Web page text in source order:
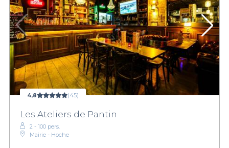
4,8 (45)
Les Ateliers de Pantin
2 - 100 pers.
Mairie - Hoche